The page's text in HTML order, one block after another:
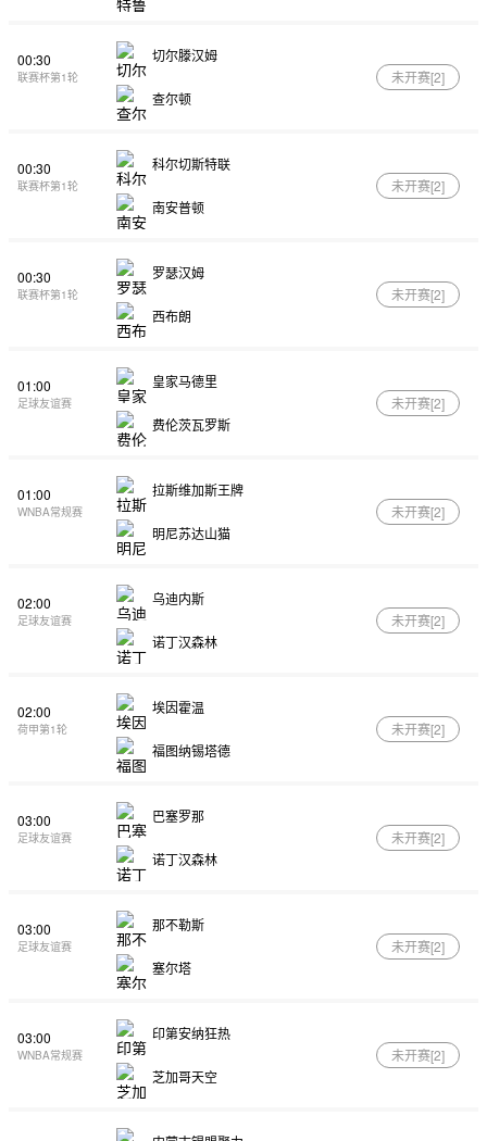
00:30
联赛杯第1轮
切尔滕汉姆
查尔顿
未开赛[2]
00:30
联赛杯第1轮
科尔切斯特联
南安普顿
未开赛[2]
00:30
联赛杯第1轮
罗瑟汉姆
西布朗
未开赛[2]
01:00
足球友谊赛
皇家马德里
费伦茨瓦罗斯
未开赛[2]
01:00
WNBA常规赛
拉斯维加斯王牌
明尼苏达山猫
未开赛[2]
02:00
足球友谊赛
乌迪内斯
诺丁汉森林
未开赛[2]
02:00
荷甲第1轮
埃因霍温
福图纳锡塔德
未开赛[2]
03:00
足球友谊赛
巴塞罗那
诺丁汉森林
未开赛[2]
03:00
足球友谊赛
那不勒斯
塞尔塔
未开赛[2]
03:00
WNBA常规赛
印第安纳狂热
芝加哥天空
未开赛[2]